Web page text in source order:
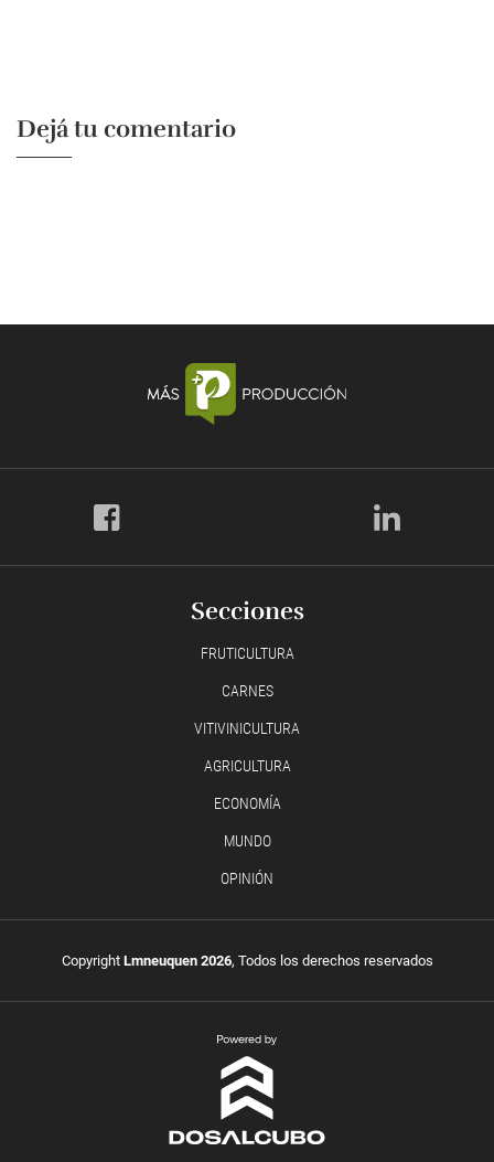
Dejá tu comentario
Secciones
FRUTICULTURA
CARNES
VITIVINICULTURA
AGRICULTURA
ECONOMÍA
MUNDO
OPINIÓN
Copyright Lmneuquen 2026, Todos los derechos reservados